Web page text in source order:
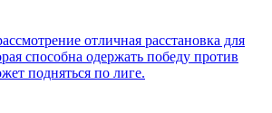
отличная расстановка для
способна одержать победу против
подняться по лиге.